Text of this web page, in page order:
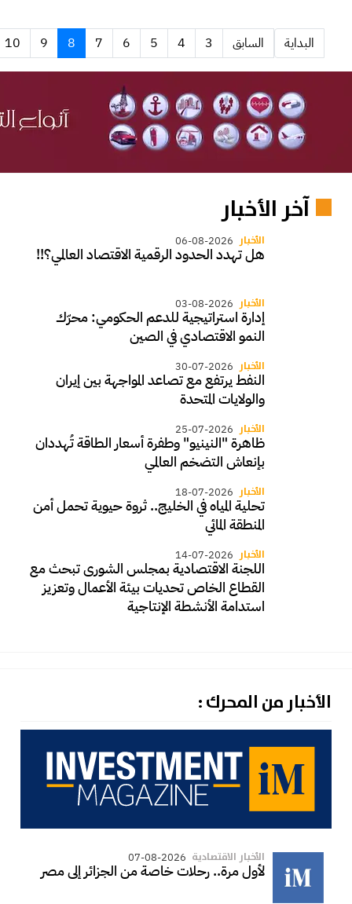
البداية السابق 3
4
5
6
7
8
9
10
آخر الأخبار
الأخبار 06-08-2026
هل تهدد الحدود الرقمية الاقتصاد العالمي؟!!
الأخبار 03-08-2026
إدارة استراتيجية للدعم الحكومي: محرّك
النمو الاقتصادي في الصين
الأخبار 30-07-2026
النفط يرتفع مع تصاعد المواجهة بين إيران
والولايات المتحدة
الأخبار 25-07-2026
ظاهرة "النينيو" وطفرة أسعار الطاقة تُهددان
بإنعاش التضخم العالمي
الأخبار 18-07-2026
تحلية المياه في الخليج.. ثروة حيوية تحمل أمن
المنطقة المائي
الأخبار 14-07-2026
اللجنة الاقتصادية بمجلس الشورى تبحث مع
القطاع الخاص تحديات بيئة الأعمال وتعزيز
استدامة الأنشطة الإنتاجية
الأخبار من المحرك :
الأخبار الاقتصادية 07-08-2026
لأول مرة.. رحلات خاصة من الجزائر إلى مصر